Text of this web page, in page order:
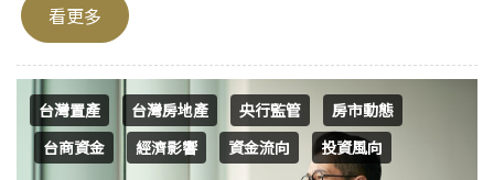
看更多
台灣置產 台灣房地產 央行監管
房市動態
台商資金
經濟影響 資金流向 投資風向